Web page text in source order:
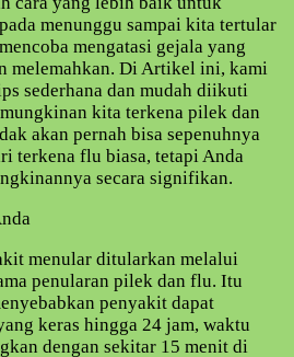
menunggu sampai kita tertular
mengatasi gejala yang
melemahkan. Di Artikel ini, kami
sederhana dan mudah diikuti
kita terkena pilek dan
akan pernah bisa sepenuhnya
terkena flu biasa, tetapi Anda
secara signifikan.
menular ditularkan melalui
penularan pilek dan flu. Itu
penyakit dapat
keras hingga 24 jam, waktu
dengan sekitar 15 menit di